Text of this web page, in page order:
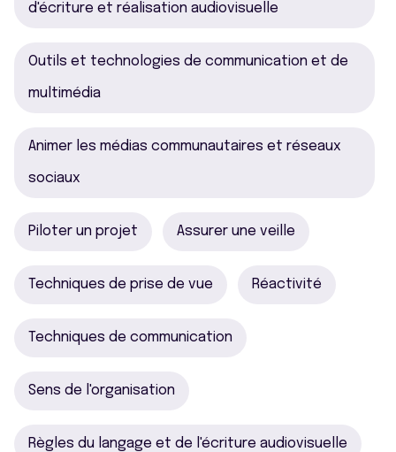
d'écriture et réalisation audiovisuelle
Outils et technologies de communication et de
multimédia
Animer les médias communautaires et réseaux
sociaux
Piloter un projet Assurer une veille
Techniques de prise de vue Réactivité
Techniques de communication
Sens de l'organisation
Règles du langage et de l'écriture audiovisuelle